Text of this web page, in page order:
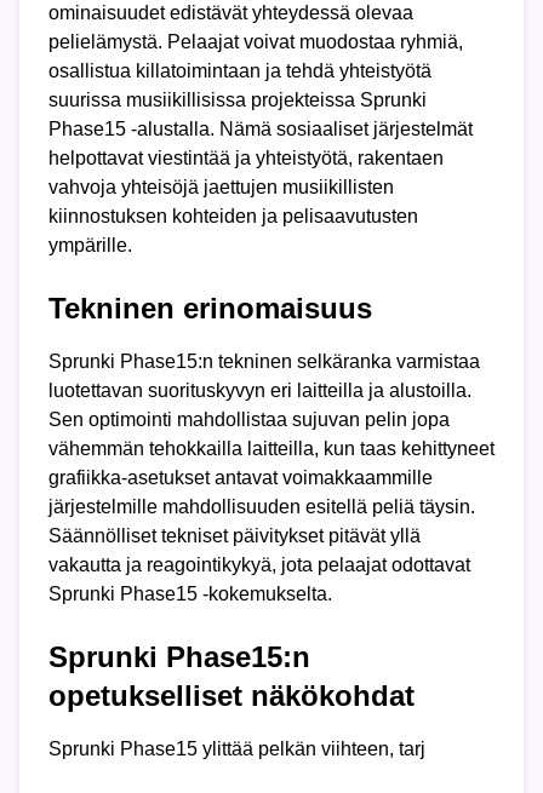
ominaisuudet edistävät yhteydessä olevaa
pelielämystä. Pelaajat voivat muodostaa ryhmiä,
osallistua killatoimintaan ja tehdä yhteistyötä
suurissa musiikillisissa projekteissa Sprunki
Phase15 -alustalla. Nämä sosiaaliset järjestelmät
helpottavat viestintää ja yhteistyötä, rakentaen
vahvoja yhteisöjä jaettujen musiikillisten
kiinnostuksen kohteiden ja pelisaavutusten
ympärille.
Tekninen erinomaisuus
Sprunki Phase15:n tekninen selkäranka varmistaa
luotettavan suorituskyvyn eri laitteilla ja alustoilla.
Sen optimointi mahdollistaa sujuvan pelin jopa
vähemmän tehokkailla laitteilla, kun taas kehittyneet
grafiikka-asetukset antavat voimakkaammille
järjestelmille mahdollisuuden esitellä peliä täysin.
Säännölliset tekniset päivitykset pitävät yllä
vakautta ja reagointikykyä, jota pelaajat odottavat
Sprunki Phase15 -kokemukselta.
Sprunki Phase15:n
opetukselliset näkökohdat
Sprunki Phase15 ylittää pelkän viihteen, tarj